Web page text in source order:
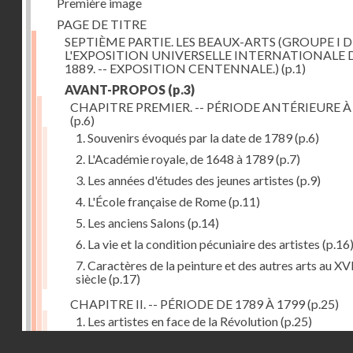
PAGE DE TITRE
SEPTIÈME PARTIE. LES BEAUX-ARTS (GROUPE I
L'EXPOSITION UNIVERSELLE INTERNATIONALE
1889. -- EXPOSITION CENTENNALE.) (p.1)
AVANT-PROPOS (p.3)
CHAPITRE PREMIER. -- PÉRIODE ANTÉRIEURE
(p.6)
1. Souvenirs évoqués par la date de 1789(p.6)
2. L'Académie royale, de 1648 à 1789(p.7)
3. Les années d'études des jeunes artistes (p.9)
4. L'École française de Rome(p.11)
5. Les anciens Salons (p.14)
6. La vie et la condition pécuniaire des artistes (p.16)
7. Caractères de la peinture et des autres arts au
siècle(p.17)
CHAPITRE II. -- PÉRIODE DE 1789 À 1799(p.25)
1. Les artistes en face de la Révolution(p.25)